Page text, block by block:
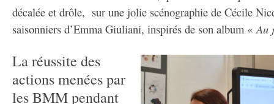
décalée et drôle, sur une jolie scénographie de Cécile
saisonniers d’Emma Giuliani, inspirés de son album «Au
La réussite des
actions menées par
les BMM pendant